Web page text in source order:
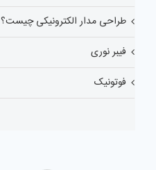
طراحی مدار الکترونیکی چیست؟
فیبر نوری
فوتونیک